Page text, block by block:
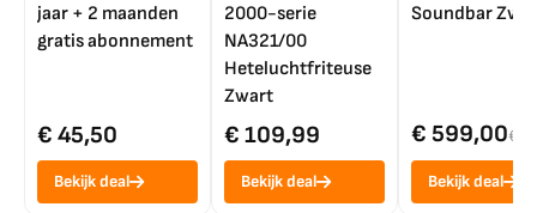
jaar + 2 maanden
gratis abonnement
€ 45,50
Bekijk deal
2000-serie
NA321/00
Heteluchtfriteuse
Zwart
€ 109,99
Bekijk deal
Soundbar
€ 599,00€
Bekijk deal